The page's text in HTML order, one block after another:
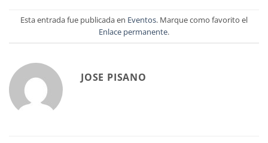
Esta entrada fue publicada en Eventos. Marque como favorito el
Enlace permanente.
JOSE PISANO